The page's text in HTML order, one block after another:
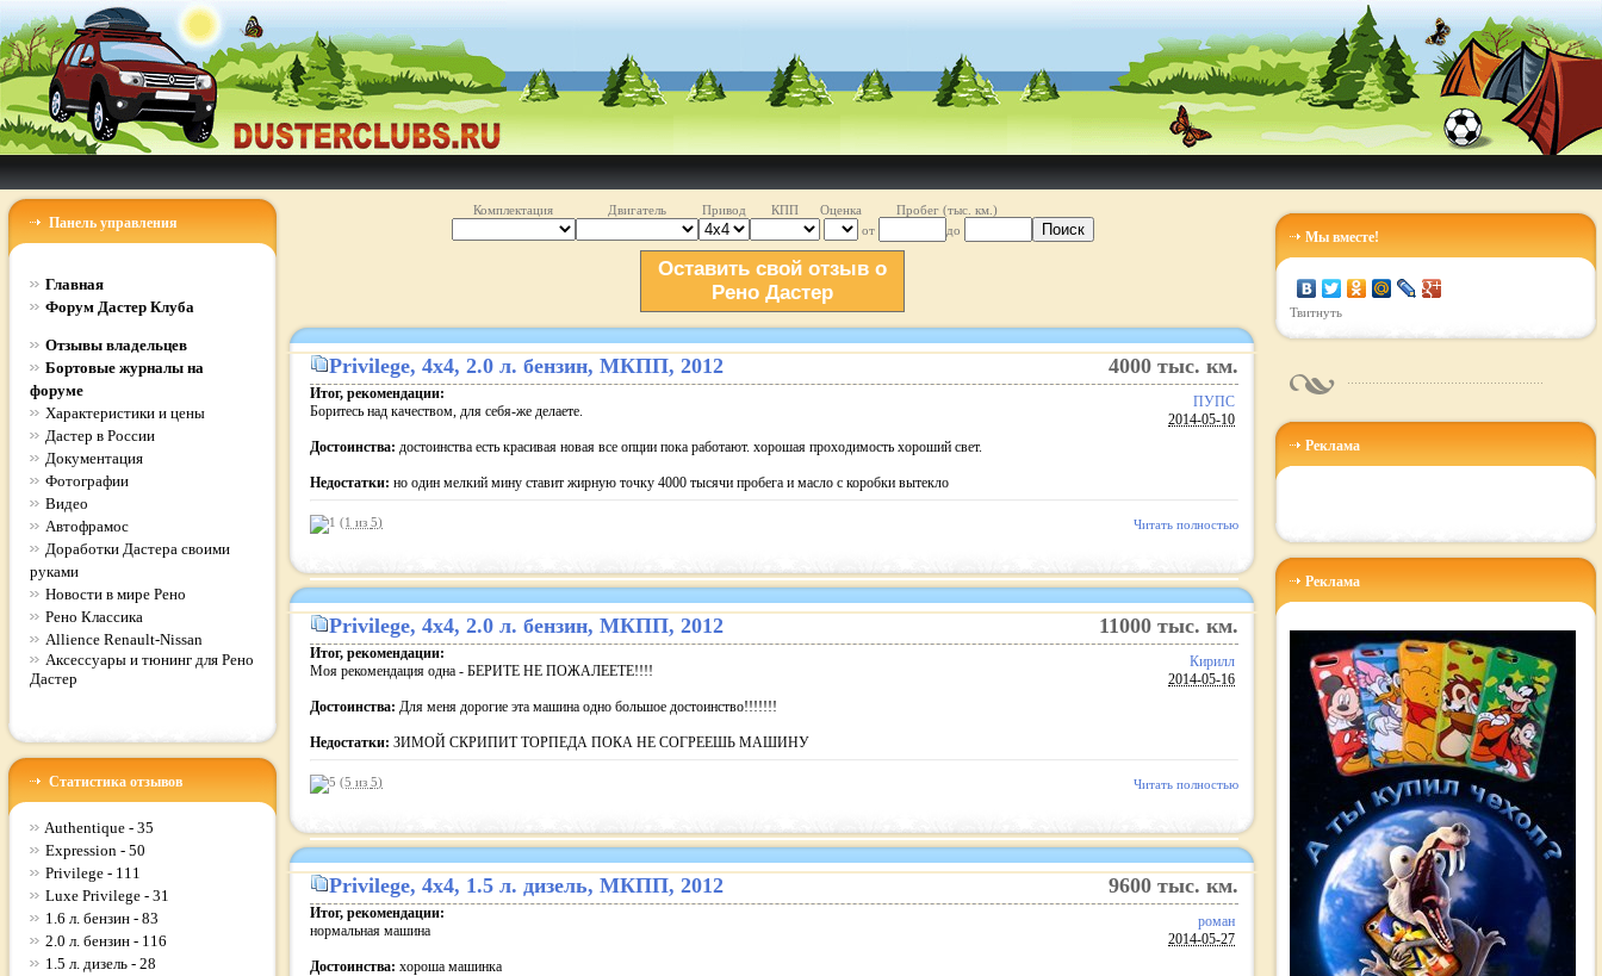
Панель управления
Главная
Форум Дастер Клуба
Отзывы владельцев
Бортовые журналы на
форуме
Характеристики и цены
Дастер в России
Документация
Фотографии
Видео
Автофрамос
Доработки Дастера своими
руками
Новости в мире Рено
Рено Классика
Allience Renault-Nissan
Аксессуары и тюнинг для Рено
Дастер
Статистика отзывов
Authentique - 35
Expression - 50
Privilege - 111
Luxe Privilege - 31
1.6 л. бензин - 83
2.0 л. бензин - 116
1.5 л. дизель - 28
Комплектация Двигатель Привод КПП Оценка Пробег (тыс. км.)
Поиск
от до
Оставить свой отзыв о
Рено Дастер
Privilege, 4x4, 2.0 л. бензин, МКПП, 2012 4000 тыс. км.
Итог, рекомендации:
Боритесь над качеством, для себя-же делаете.
ПУПС
2014-05-10
Достоинства: достоинства есть красивая новая все опции пока работают. хорошая проходимость хороший свет.
Недостатки: но один мелкий мину ставит жирную точку 4000 тысячи пробега и масло с коробки вытекло
(1 из 5) Читать полностью
Privilege, 4x4, 2.0 л. бензин, МКПП, 2012 11000 тыс. км.
Итог, рекомендации:
Моя рекомендация одна - БЕРИТЕ НЕ ПОЖАЛЕЕТЕ!!!!
Кирилл
2014-05-16
Достоинства: Для меня дорогие эта машина одно большое достоинство!!!!!!!
Недостатки: ЗИМОЙ СКРИПИТ ТОРПЕДА ПОКА НЕ СОГРЕЕШЬ МАШИНУ
(5 из 5) Читать полностью
Privilege, 4x4, 1.5 л. дизель, МКПП, 2012 9600 тыс. км.
Итог, рекомендации:
нормальная машина
роман
2014-05-27
Достоинства: хороша машинка
Мы вместе!
Твитнуть
Реклама
Реклама